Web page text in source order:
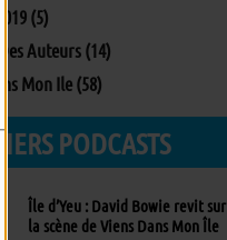
(5)
Auteurs (14)
Mon Ile (58)
PODCASTS
Île d’Yeu : David Bowie revit sur
la scène de Viens Dans Mon Île